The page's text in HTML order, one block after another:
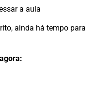
a aula
ainda há tempo para